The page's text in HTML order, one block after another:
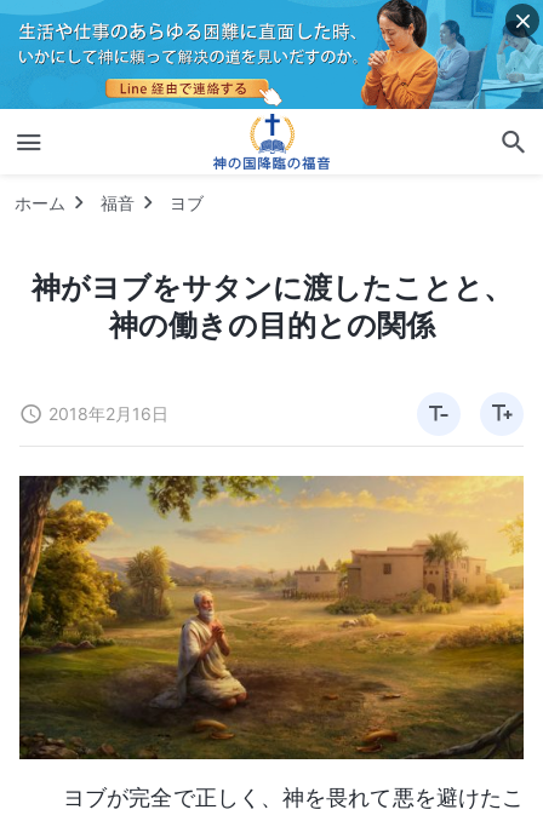
ホーム 福音 ヨブ
神がヨブをサタンに渡したことと、
神の働きの目的との関係
2018年2月16日
ヨブが完全で正しく、神を畏れて悪を避けたこ